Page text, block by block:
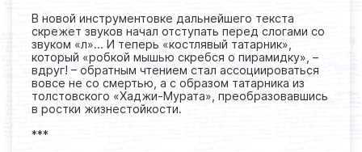
В новой инструментовке дальнейшего текста
скрежет звуков начал отступать перед слогами со
звуком «л»… И теперь «костлявый татарник»,
который «робкой мышью скребся о пирамидку», –
вдруг! – обратным чтением стал ассоциироваться
вовсе не со смертью, а с образом татарника из
толстовского «Хаджи-Мурата», преобразовавшись
в ростки жизнестойкости.
***